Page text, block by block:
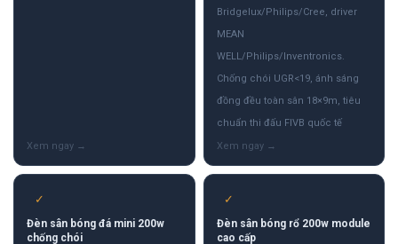
Bridgelux/Philips/Cree, driver
MEAN
WELL/Philips/Inventronics.
Chống chói UGR<19, ánh sáng
đồng đều toàn sân 18×9m, tiêu
chuẩn thi đấu FIVB quốc tế
✓
Đèn sân bóng đá mini 200w
chống chói
✓
Đèn sân bóng rổ 200w module
cao cấp